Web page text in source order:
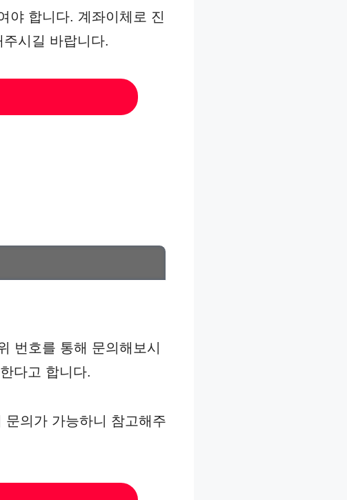
야 합니다. 계좌이체로 진
시길 바랍니다.
번호를 통해 문의해보시
다고 합니다.
의가 가능하니 참고해주